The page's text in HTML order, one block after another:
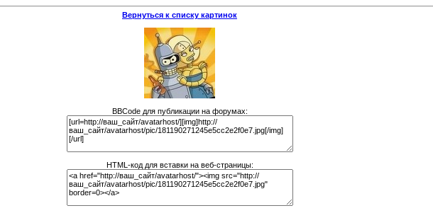
Вернуться к списку картинок
BBCode для публикации на форумах:
HTML-код для вставки на веб-страницы: